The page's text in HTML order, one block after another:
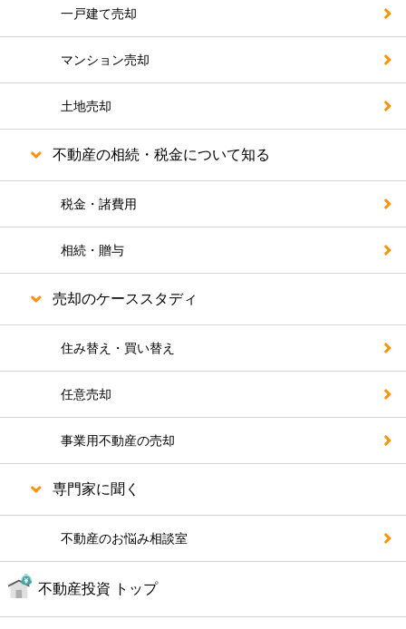
一戸建て売却
マンション売却
土地売却
不動産の相続・税金について知る
税金・諸費用
相続・贈与
売却のケーススタディ
住み替え・買い替え
任意売却
事業用不動産の売却
専門家に聞く
不動産のお悩み相談室
不動産投資 トップ